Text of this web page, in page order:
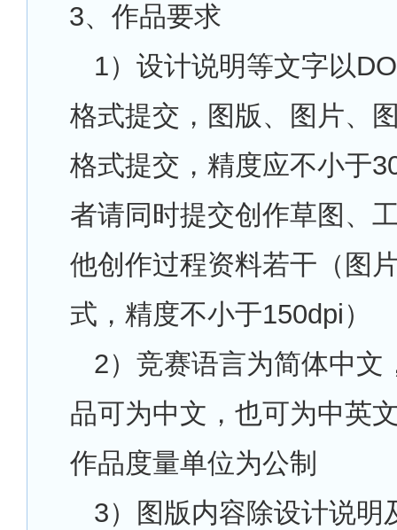
3、作品要求
1）设计说明等文字以
格式提交，图版、图片、
格式提交，精度应不小于
者请同时提交创作草图、
他创作过程资料若干（图
式，精度不小于150dpi）
2）竞赛语言为简体中文
品可为中文，也可为中英
作品度量单位为公制
3）图版内容除设计说明